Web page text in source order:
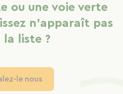
ou une voie verte
n'apparaît pas
la liste ?
le nous